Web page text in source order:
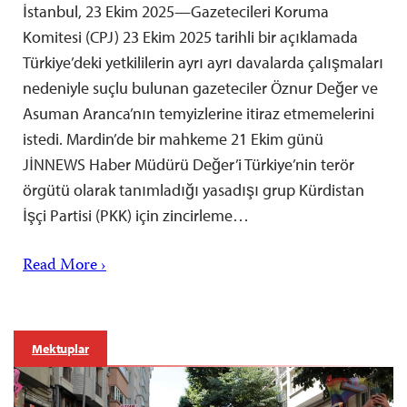
İstanbul, 23 Ekim 2025—Gazetecileri Koruma
Komitesi (CPJ) 23 Ekim 2025 tarihli bir açıklamada
Türkiye’deki yetkililerin ayrı ayrı davalarda çalışmaları
nedeniyle suçlu bulunan gazeteciler Öznur Değer ve
Asuman Aranca’nın temyizlerine itiraz etmemelerini
istedi. Mardin’de bir mahkeme 21 Ekim günü
JİNNEWS Haber Müdürü Değer’i Türkiye’nin terör
örgütü olarak tanımladığı yasadışı grup Kürdistan
İşçi Partisi (PKK) için zincirleme…
Read More ›
Mektuplar